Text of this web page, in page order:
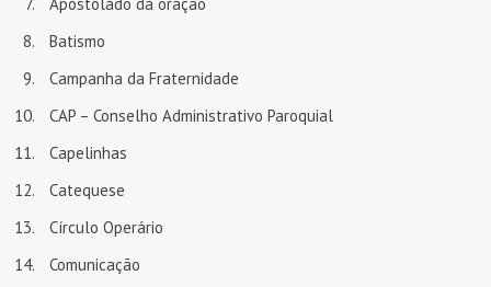
Batismo
Campanha da Fraternidade
CAP – Conselho Administrativo Paroquial
Capelinhas
Catequese
Círculo Operário
Comunicação